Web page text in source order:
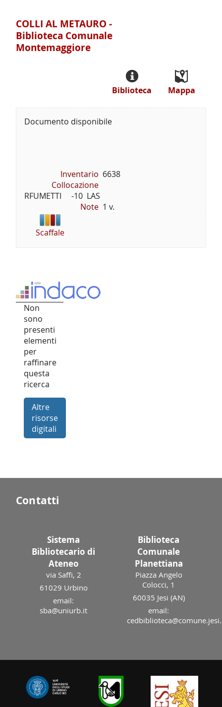
COLLI AL METAURO -
Biblioteca Comunale
Montemaggiore
Mappa
Biblioteca
Documento disponibile
Inventario 6638
Collocazione
RFUMETTI     -10  LAS
Note 1 v.
Scaffale
Non
sono
presenti
elementi
per
raffinare
questa
ricerca
Altre
risorse
digitali
Contatti
Sistema
Bibliotecario di
Ateneo
via Saffi, 2
61029 Urbino
email:
sba@uniurb.it
Biblioteca
Comunale
Planettiana
Piazza Angelo
Colocci, 1
60035 Jesi (AN)
email: